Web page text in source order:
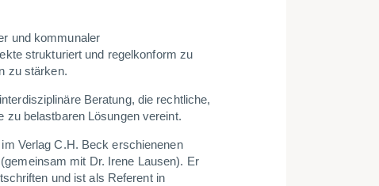
und kommunaler
strukturiert und regelkonform zu
zu stärken.
Beratung, die rechtliche,
zu belastbaren Lösungen vereint.
Verlag C.H. Beck erschienenen
mit Dr. Irene Lausen). Er
und ist als Referent in